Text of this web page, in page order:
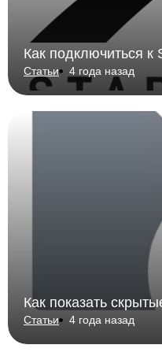
Как подключиться к
Статьи 4 года назад
Как показать
Статьи 4 года назад